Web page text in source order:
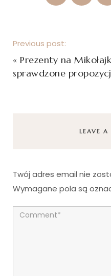
Previous post:
« Prezenty na
sprawdzone
LEAVE
Twój adres email nie
Wymagane pola są